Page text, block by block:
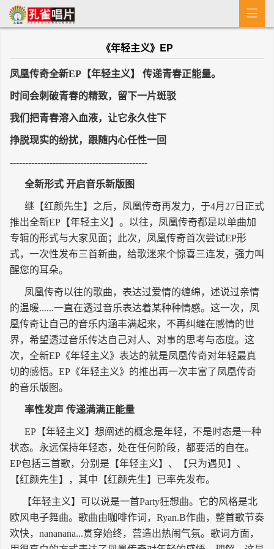
首 页
MV
新闻
艺人介绍
专辑
收歌
长按识别二维码

《年轻主义》EP
凤凰传奇全新EP【年轻主义】 传递青春正能量。
时间会刺破青春的精致，留下一片斑驳
我们把青春溶入血液，让它永久住下
挣脱现实的纷扰，跟随内心任性一回
---------------------------------------------
全新形式 开启音乐新版图
继【红颜先生】之后，凤凰传奇再发力，于4月27日正式
推出全新EP【年轻主义】。以往，凤凰传奇都是以单曲加
专辑的形式与大家见面；此次，凤凰传奇首次尝试EP形
式，一次性发布三首新曲，给歌迷来个惊喜三连发，强力叫
醒您的耳朵。
凤凰传奇以往的歌曲，表达过爱情的缠绵，述说过亲情
的温暖......一直在透过音乐表达着某种种情感。这一次，凤
凰传奇让自己的音乐内涵丰满起来，不再纠缠在感情的世
界，希望透过音乐传达自己对人、对事的思考与态度。这
次，全新EP《年轻主义》表达的就是凤凰传奇对年轻最真
切的感悟。EP《年轻主义》的推出再一次丰富了凤凰传奇
的音乐版图。
率性发声 传递满满正能量
EP【年轻主义】想阐述的概念是年轻，不是时态是一种
状态。永远保持年轻态，处在任何阶段，都要活的自在。
EP包括三首歌，分别是【年轻主义】、【只为遇见】、
【红颜先生】，其中【红颜先生】已率先发布。
【年轻主义】可以说是一首Party狂想曲。它的风格是北
欧风电子舞曲。歌曲由咖啡作词，Ryan.B作曲，整首歌节奏
欢快，nananana...贯穿始终，营造出热闹气氛。歌词方面，